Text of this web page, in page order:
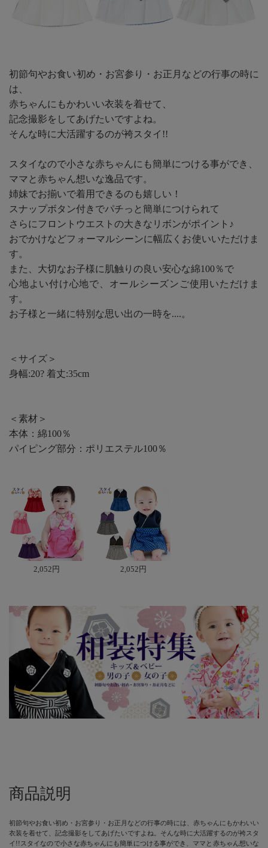
初節句やお食い初め・お宮参り・お正月などの行事の時に
は、
赤ちゃんにもかわいい衣装を着せて、
記念撮影をしてあげたいですよね。
そんな時に大活躍するのが袴スタイ!!
スタイなので小さな赤ちゃんにも簡単につける事ができ、
ママと赤ちゃん想いな逸品です。
姉妹でお揃いで着用できるのも嬉しい！
スナップボタン付きでパチっと簡単につけられて
さらにフロントウエストの大きなリボンがポイント♪
おでかけなどフォーマルシーンに幅広くお使いいただけま
す。
また、大切なお子様に肌触りの良い安心な綿100％で
心地よい付け心地で、オールシーズンご使用いただけま
す。
お子様と一緒に特別な思い出の一時を....。
＜サイズ＞
身幅:20? 着丈:35cm
＜素材＞
本体：綿100％
パイピング部分：ポリエステル100％
2,052円 2,052円
商品説明
初節句やお食い初め・お宮参り・お正月などの行事の時には、赤ちゃんにもかわいい
衣装を着せて、記念撮影をしてあげたいですよね。そんな時に大活躍するのが袴スタ
イ!!スタイなので小さな赤ちゃんにも簡単につける事ができ、ママと赤ちゃん想いな